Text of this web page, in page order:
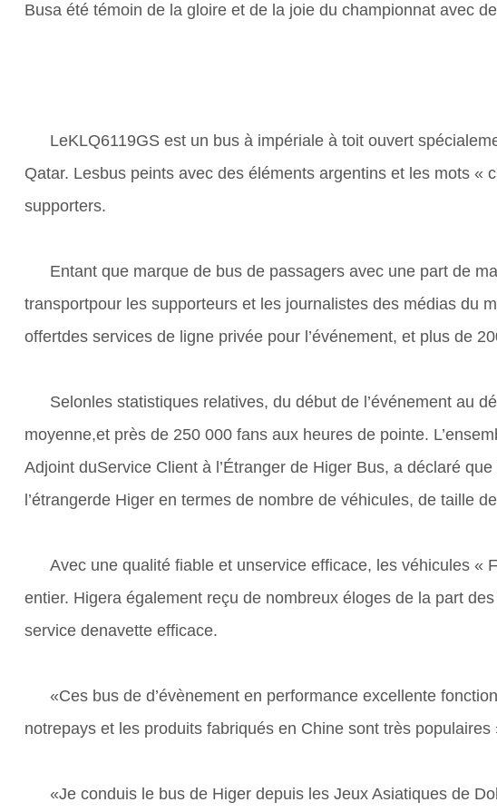
Busa été témoin de la gloire et de la joie du championnat avec
LeKLQ6119GS est un bus à impériale à toit ouvert
Qatar. Lesbus peints avec des éléments argentins et les mots «
supporters.
Entant que marque de bus de passagers avec une part de
transportpour les supporteurs et les journalistes des médias du
offertdes services de ligne privée pour l’événement, et plus de
Selonles statistiques relatives, du début de l’événement au
moyenne,et près de 250 000 fans aux heures de pointe.
Adjoint duService Client à l’Étranger de Higer Bus, a déclaré
l’étrangerde Higer en termes de nombre de véhicules, de taille
Avec une qualité fiable et unservice efficace, les véhicules «
entier. Higera également reçu de nombreux éloges de la part
service denavette efficace.
«Ces bus de d’évènement en performance excellente
notrepays et les produits fabriqués en Chine sont très
«Je conduis le bus de Higer depuis les Jeux Asiatiques de